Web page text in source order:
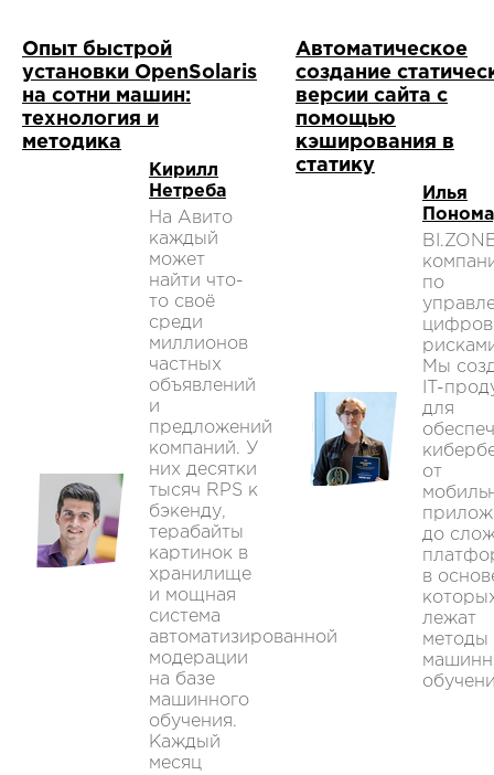
Опыт быстрой
установки OpenSolaris
на сотни машин:
технология и
методика
Кирилл
Нетреба
На Авито
каждый
может
найти что-
то своё
среди
миллионов
частных
объявлений
и
предложений
компаний. У
них десятки
тысяч RPS к
бэкенду,
терабайты
картинок в
хранилище
и мощная
система
автоматизированной
модерации
на базе
машинного
обучения.
Каждый
месяц
Автоматическое
создание
версии сайта с
помощью
кэширования в
статику
Илья
по
Мы
IT-
для
от
до
в
лежат
методы